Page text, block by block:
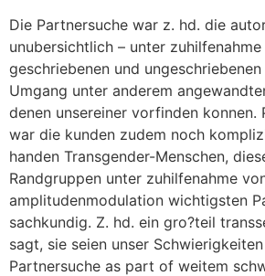
Die Partnersuche war z. hd. die
unubersichtlich – unter
geschriebenen und
Umgang unter anderem
denen unsereiner vorfinden konnen.
war die kunden zudem noch
handen Transgender-Menschen,
Randgruppen unter zuhilfenahme
amplitudenmodulation wichtigsten
sachkundig. Z. hd. ein gro?teil
sagt, sie seien unser
Partnersuche as part of weitem